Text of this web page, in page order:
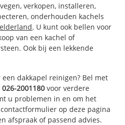
verkopen, installeren,
onderhouden kachels
. U kunt ook bellen voor
van een kachel of
Ook bij een lekkende
dakkapel reinigen? Bel met
2001180 voor verdere
u problemen in en om het
op deze pagina
afspraak of passend advies.